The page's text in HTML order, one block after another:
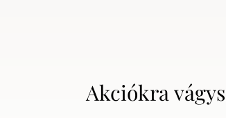
Akciókra